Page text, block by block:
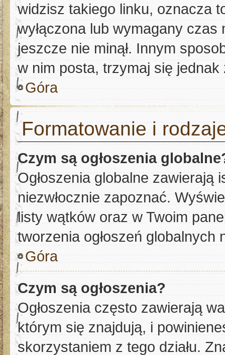
widzisz takiego linku, oznacza
wyłączona lub wymagany
jeszcze nie minął. Innym
w nim posta, trzymaj się
Góra
Formatowanie i
Czym są ogłoszenia
Ogłoszenia globalne
niezwłocznie zapoznać.
listy wątków oraz w Twoim
tworzenia ogłoszeń globalnych
Góra
Czym są ogłoszenia?
Ogłoszenia często zawierają
którym się znajdują, i
skorzystaniem z tego działu.